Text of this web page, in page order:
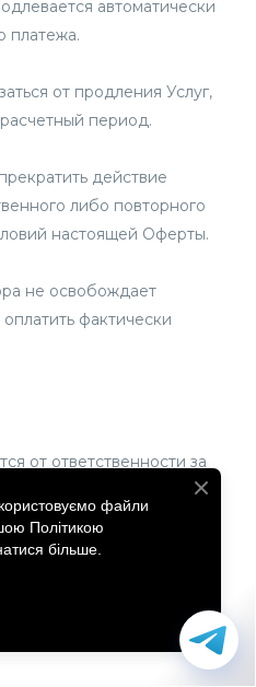
автоматически
платежа.
от продления Услуг,
период.
действие
либо повторного
настоящей Оферты.
не освобождает
фактически
от ответственности за
вне их разумного
могут относиться:
файли
Політикою
більше.